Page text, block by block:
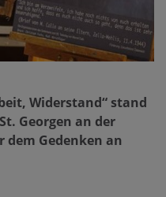
Widerstand“ stand
Georgen an der
dem Gedenken an